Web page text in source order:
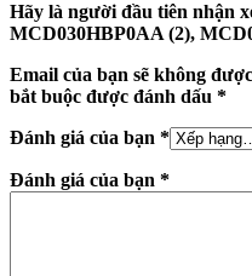
Hãy là người đầu tiên nhận
MCD030HBP0AA (2),
Email của bạn sẽ không
bắt buộc được đánh dấu *
Đánh giá của bạn *
Đánh giá của bạn *